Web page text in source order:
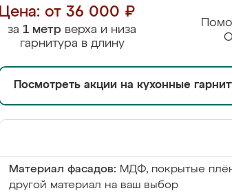
Цена: от 36 000 ₽
за 1 метр верха и низа
гарнитура в длину
Посмотреть акции на кухонные
Материал фасадов: МДФ, покрытые
другой материал на ваш выбор